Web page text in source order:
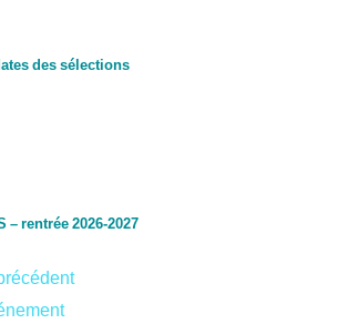
des sélections
rentrée 2026-2027